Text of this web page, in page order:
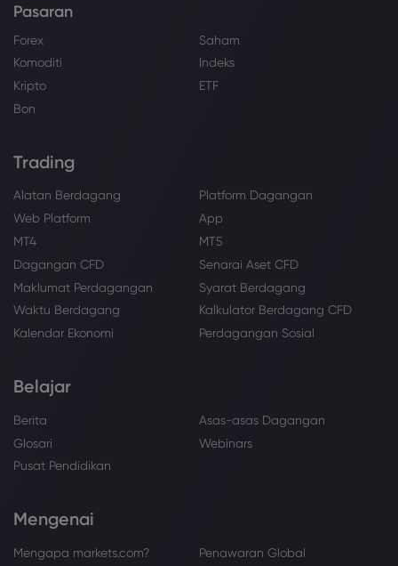
Pasaran
Forex
Saham
Komoditi
Indeks
Kripto
ETF
Bon
Trading
Alatan Berdagang
Platform Dagangan
Web Platform
App
MT4
MT5
Dagangan CFD
Senarai Aset CFD
Maklumat Perdagangan
Syarat Berdagang
Waktu Berdagang
Kalkulator Berdagang CFD
Kalendar Ekonomi
Perdagangan Sosial
Belajar
Berita
Asas-asas Dagangan
Glosari
Webinars
Pusat Pendidikan
Mengenai
Mengapa markets.com?
Penawaran Global